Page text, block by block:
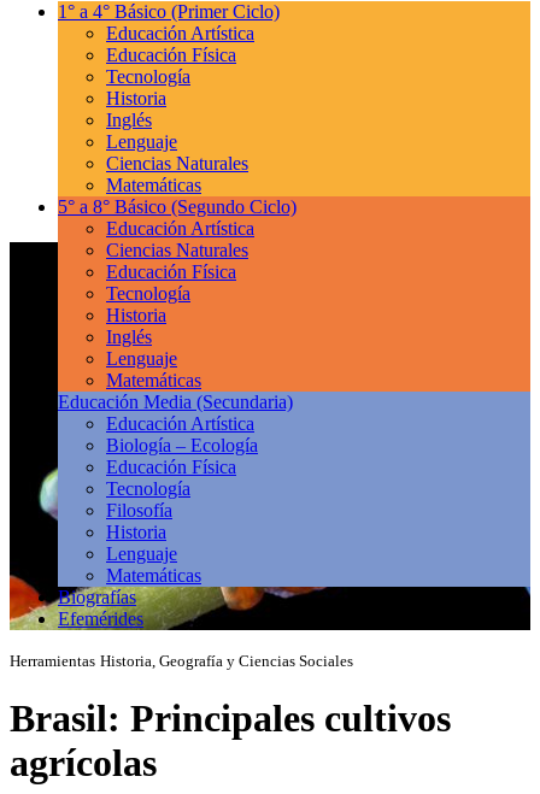
1° a 4° Básico (Primer Ciclo)
Educación Artística
Educación Física
Tecnología
Historia
Inglés
Lenguaje
Ciencias Naturales
Matemáticas
5° a 8° Básico (Segundo Ciclo)
Educación Artística
Ciencias Naturales
Educación Física
Tecnología
Historia
Inglés
Lenguaje
Matemáticas
Educación Media (Secundaria)
Educación Artística
Biología – Ecología
Educación Física
Tecnología
Filosofía
Historia
Lenguaje
Matemáticas
Biografías
Efemérides
Herramientas Historia, Geografía y Ciencias Sociales
Brasil: Principales cultivos
agrícolas